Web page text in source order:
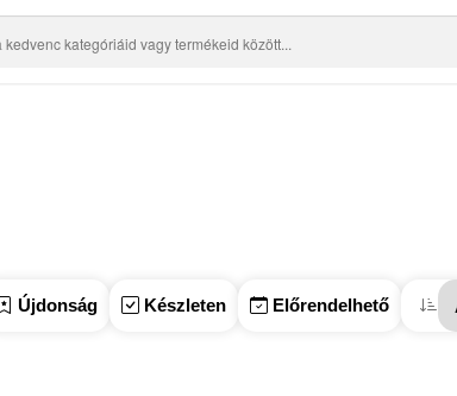
Újdonság Készleten Előrendelhető